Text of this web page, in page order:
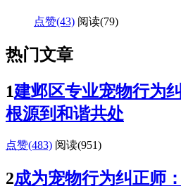
点赞(43) 阅读(79)
热门文章
1建邺区专业宠物行为
根源到和谐共处
点赞(483) 阅读(951)
2成为宠物行为纠正师